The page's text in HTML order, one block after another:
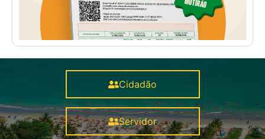
Cidadão
Servidor